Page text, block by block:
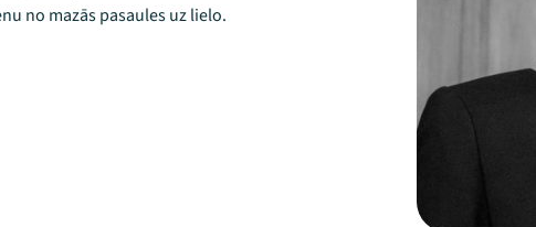
no mazās pasaules uz lielo.